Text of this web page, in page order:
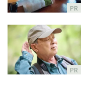
PR
PR